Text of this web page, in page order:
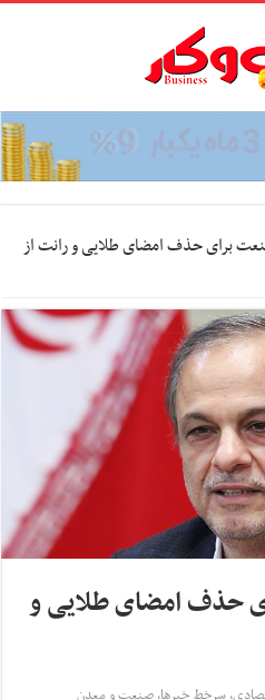
برای حذف امضای طلایی و رانت از
حذف امضای طلایی و